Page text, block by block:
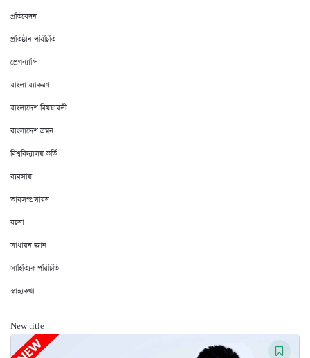
প্রতিবেদন
প্রতিষ্ঠান পরিচিতি
প্রেগন্যান্সি
বাংলা ব্যাকরণ
বাংলাদেশ বিষয়াবলী
বাংলাদেশ ভ্রমন
বিশ্ববিদ্যালয় ভর্তি
ব্যবসায়
ভাবসম্প্রসারন
রচনা
সাধারন জ্ঞান
সাহিত্যিক পরিচিতি
স্বাস্থ্যকথা
New title